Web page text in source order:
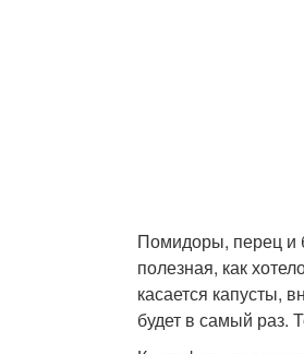
Помидоры, перец и
полезная, как
касается капусты,
будет в самый раз.